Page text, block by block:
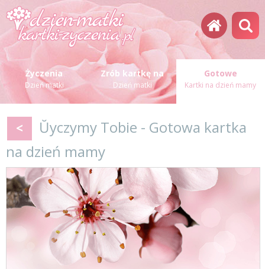
Życzenia
Dzień matki
Zrób kartkę na
Dzień matki
Gotowe
Kartki na dzień mamy
<
Ŭyczymy Tobie - Gotowa kartka
na dzień mamy